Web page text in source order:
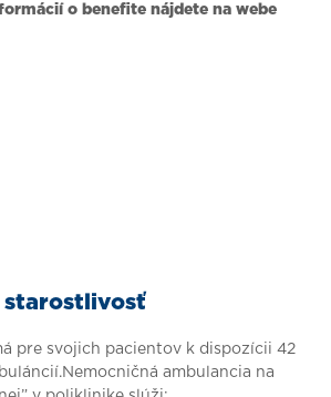
o benefite nájdete na webe
pre svojich pacientov k dispozícii 42
ambulancia na